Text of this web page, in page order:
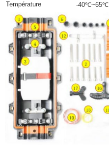
Température
-40℃~65℃